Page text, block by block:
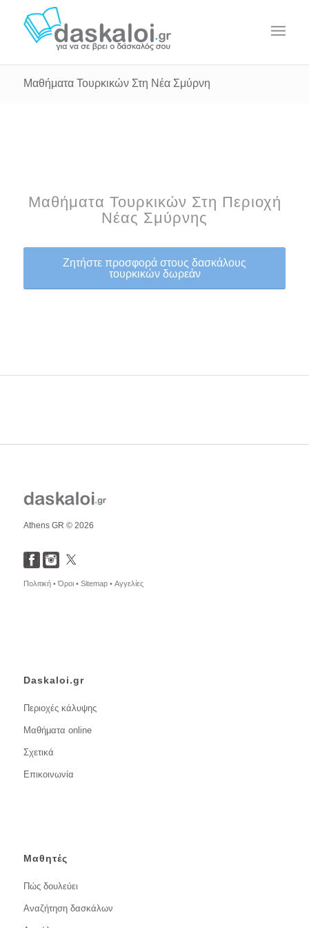
Μαθήματα Τουρκικών Στη Νέα Σμύρνη
Μαθήματα Τουρκικών Στη Περιοχή
Νέας Σμύρνης
Ζητήστε προσφορά στους δασκάλους
τουρκικών δωρεάν
Athens GR © 2026
Πολιτική •Όροι • Sitemap • Αγγελίες
Daskaloi.gr
Περιοχές κάλυψης
Μαθήματα online
Σχετικά
Επικοινωνία
Μαθητές
Πώς δουλεύει
Αναζήτηση δασκάλων